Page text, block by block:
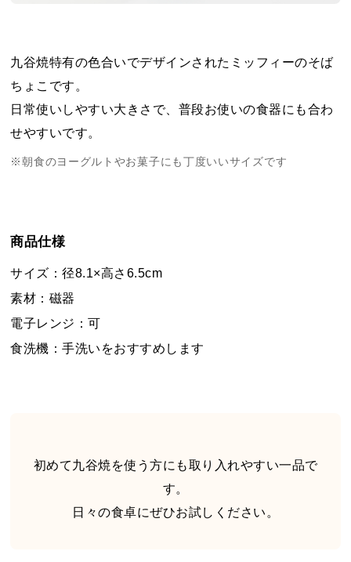
九谷焼特有の色合いでデザインされたミッフィーのそば
ちょこです。
日常使いしやすい大きさで、普段お使いの食器にも合わ
せやすいです。
※朝食のヨーグルトやお菓子にも丁度いいサイズです
商品仕様
サイズ：径8.1×高さ6.5cm
素材：磁器
電子レンジ：可
食洗機：手洗いをおすすめします
初めて九谷焼を使う方にも取り入れやすい一品で
す。
日々の食卓にぜひお試しください。